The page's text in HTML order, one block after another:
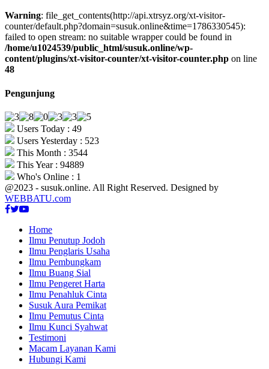
Warning: file_get_contents(http://api.xtrsyz.org/xt-visitor-
counter/default.php?domain=susuk.online&time=1786330545):
failed to open stream: no suitable wrapper could be found in
/home/u1024539/public_html/susuk.online/wp-
content/plugins/xt-visitor-counter/xt-visitor-counter.php on line
48
Pengunjung
Users Today : 49
Users Yesterday : 523
This Month : 3544
This Year : 94889
Who's Online : 1
@2023 - susuk.online. All Right Reserved. Designed by
WEBBATU.com
Facebook
Twitter
Youtube
Home
Ilmu Penutup Jodoh
Ilmu Penglaris Usaha
Ilmu Pembungkam
Ilmu Buang Sial
Ilmu Pengeret Harta
Ilmu Penahluk Cinta
Susuk Aura Pemikat
Ilmu Pemutus Cinta
Ilmu Kunci Syahwat
Testimoni
Macam Layanan Kami
Hubungi Kami